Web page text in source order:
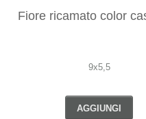
Fiore ricamato color
9x5,5
AGGIUNGI